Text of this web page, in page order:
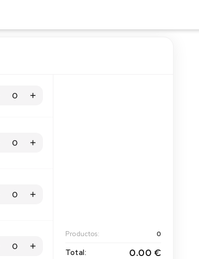
Productos: 0
Total: 0.00 €